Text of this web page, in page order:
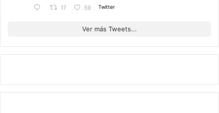
17 59 Twitter
Ver más Tweets...